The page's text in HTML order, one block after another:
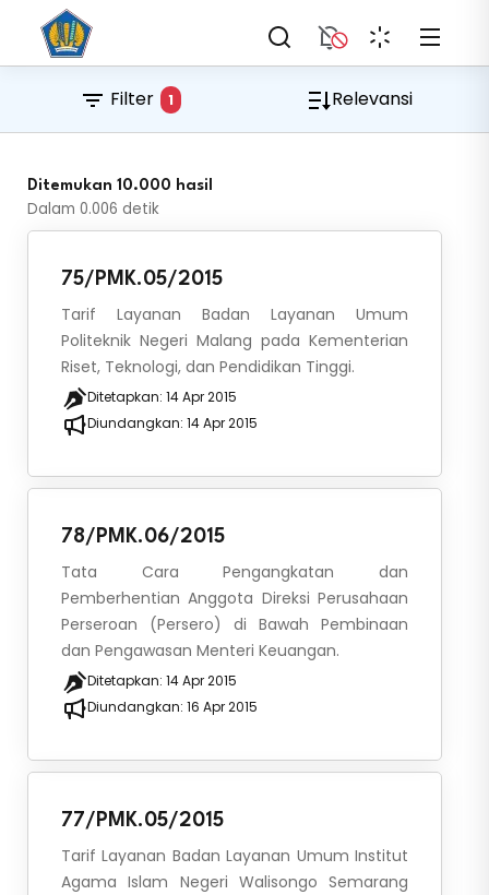
Filter 1 Relevansi
Ditemukan 10.000 hasil
Dalam 0.006 detik
75/PMK.05/2015
Tarif Layanan Badan Layanan Umum
Politeknik Negeri Malang pada Kementerian
Riset, Teknologi, dan Pendidikan Tinggi.
Ditetapkan: 14 Apr 2015
Diundangkan: 14 Apr 2015
78/PMK.06/2015
Tata Cara Pengangkatan dan
Pemberhentian Anggota Direksi Perusahaan
Perseroan (Persero) di Bawah Pembinaan
dan Pengawasan Menteri Keuangan.
Ditetapkan: 14 Apr 2015
Diundangkan: 16 Apr 2015
77/PMK.05/2015
Tarif Layanan Badan Layanan Umum Institut
Agama Islam Negeri Walisongo Semarang